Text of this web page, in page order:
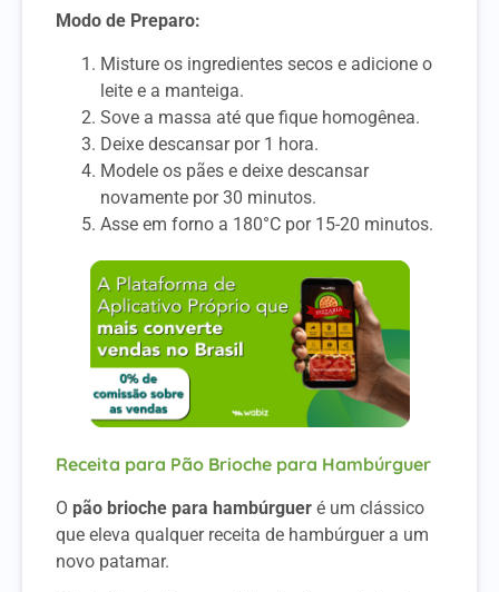
Modo de Preparo:
Misture os ingredientes secos e adicione o
leite e a manteiga.
Sove a massa até que fique homogênea.
Deixe descansar por 1 hora.
Modele os pães e deixe descansar
novamente por 30 minutos.
Asse em forno a 180°C por 15-20 minutos.
Receita para Pão Brioche para Hambúrguer
O pão brioche para hambúrguer é um clássico
que eleva qualquer receita de hambúrguer a um
novo patamar.